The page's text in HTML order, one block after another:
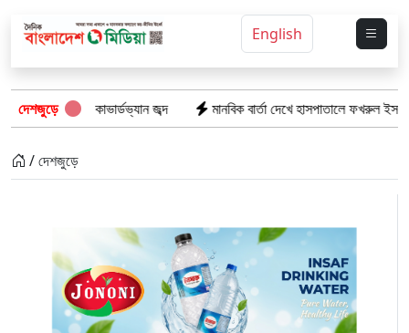
English
দেশজুড়ে
দুই কাভার্ডভ্যান জব্দ মানবিক বার্তা দেখে হাসপাতালে ফখরুল ইসলাম খান
/ দেশজুড়ে